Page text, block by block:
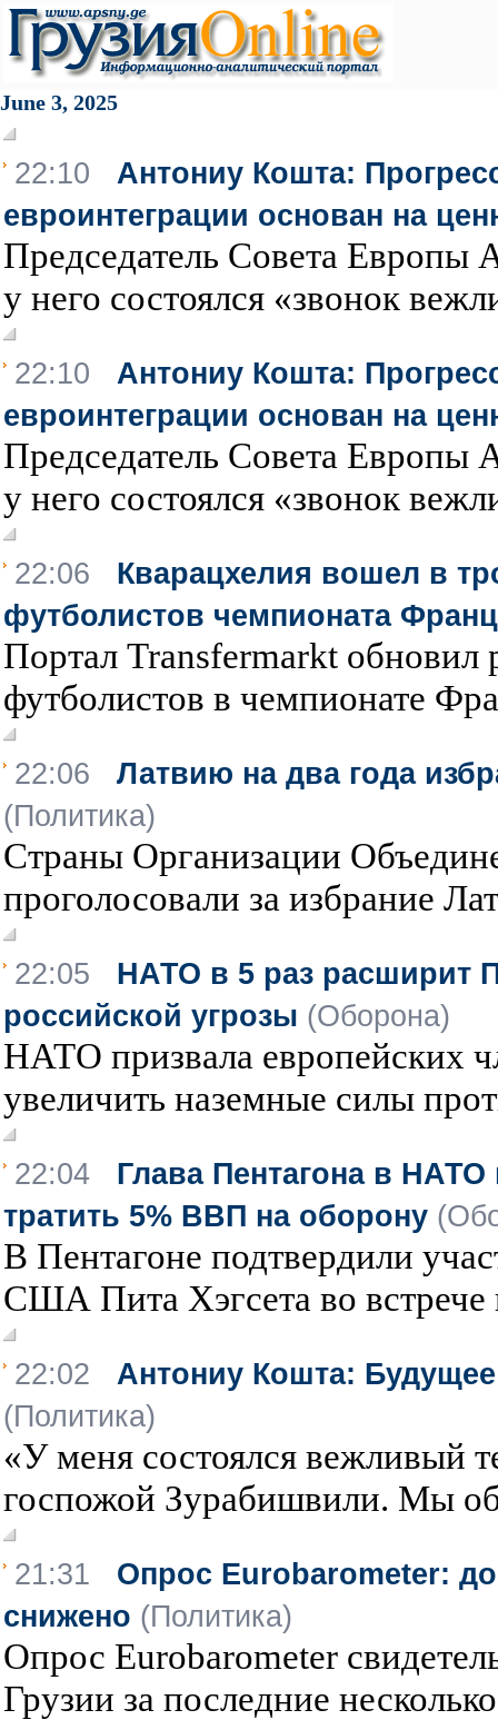
June 3, 2025
22:10 Антониу Кошта:
евроинтеграции основан на
Председатель Совета Европы
у него состоялся «звонок
22:10 Антониу Кошта:
евроинтеграции основан на
Председатель Совета Европы
у него состоялся «звонок
22:06 Кварацхелия вошел в
футболистов чемпионата
Портал Transfermarkt
футболистов в чемпионате
22:06 Латвию на два года
(Политика)
Страны Организации
проголосовали за избрание
22:05 НАТО в 5 раз расширит
российской угрозы (Оборона)
НАТО призвала европейских
увеличить наземные силы
22:04 Глава Пентагона в
тратить 5% ВВП на оборону
В Пентагоне подтвердили
США Пита Хэгсета во встрече
22:02 Антониу Кошта: Будущее
(Политика)
«У меня состоялся вежливый
госпожой Зурабишвили. Мы
21:31 Опрос Eurobarometer:
снижено (Политика)
Опрос Eurobarometer
Грузии за последние